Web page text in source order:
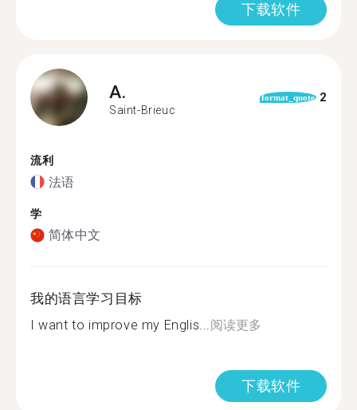
下载软件
A.
Saint-Brieuc
format_quote 2
流利
法语
学
简体中文
我的语言学习目标
I want to improve my Englis...阅读更多
下载软件